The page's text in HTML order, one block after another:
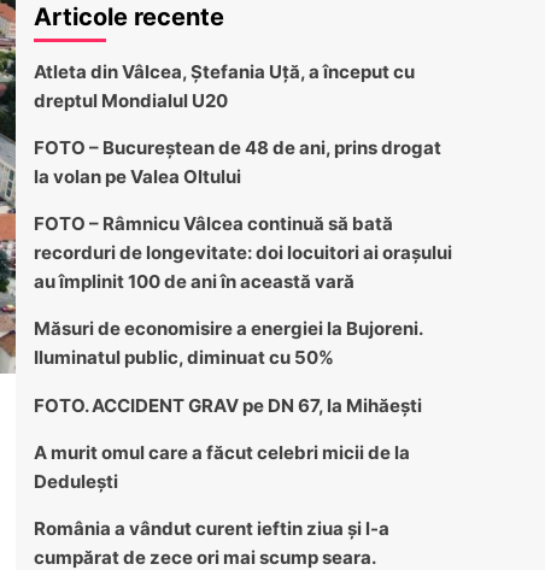
Articole recente
Atleta din Vâlcea, Ștefania Uță, a început cu
dreptul Mondialul U20
FOTO – Bucureștean de 48 de ani, prins drogat
la volan pe Valea Oltului
FOTO – Râmnicu Vâlcea continuă să bată
recorduri de longevitate: doi locuitori ai orașului
au împlinit 100 de ani în această vară
Măsuri de economisire a energiei la Bujoreni.
Iluminatul public, diminuat cu 50%
FOTO. ACCIDENT GRAV pe DN 67, la Mihăești
A murit omul care a făcut celebri micii de la
Dedulești
România a vândut curent ieftin ziua și l-a
cumpărat de zece ori mai scump seara.